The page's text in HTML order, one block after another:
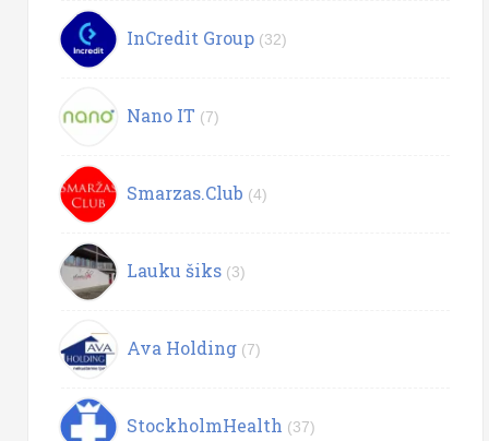
InCredit Group (32)
Nano IT (7)
Smarzas.Club (4)
Lauku šiks (3)
Ava Holding (7)
StockholmHealth (37)